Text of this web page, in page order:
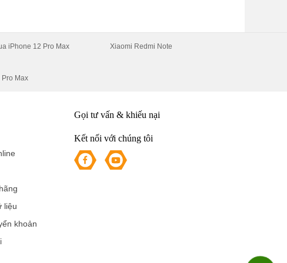
Turbo
iPhone 12 Pro Max
Max
Xiaomi Redmi Note
liệu
khoản
Gọi tư vấn & khiếu nại
Kết nối với chúng tôi